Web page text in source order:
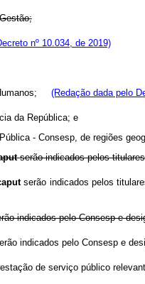
nº 10.034, de 2019)
(Redação dada pelo
da República; e
- Consesp, de regiões
serão indicados pelos
serão indicados pelos
indicados pelo Consesp e
indicados pelo Consesp e
de serviço público